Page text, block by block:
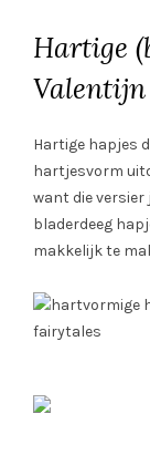
Hartige
Hartige hapjes
hartjesvorm
want die versier
bladerdeeg
makkelijk te